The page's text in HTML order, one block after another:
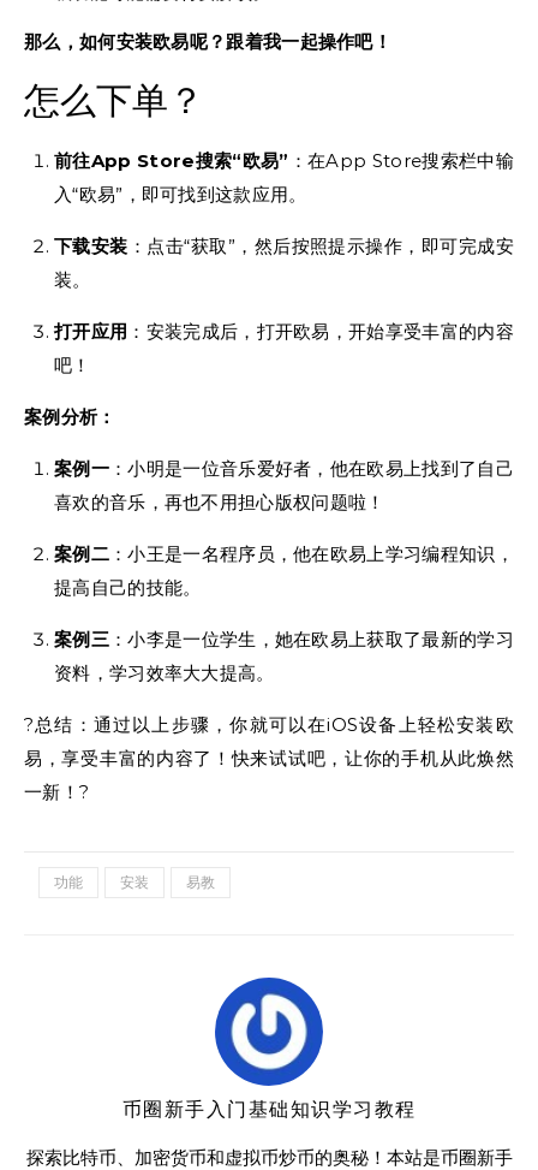
那么，如何安装欧易呢？跟着我一起操作吧！
怎么下单？
前往App Store搜索“欧易” ：在App Store搜索栏中输
入“欧易”，即可找到这款应用。
下载安装 ：点击“获取”，然后按照提示操作，即可完成安
装。
打开应用 ：安装完成后，打开欧易，开始享受丰富的内容
吧！
案例分析：
案例一：小明是一位音乐爱好者，他在欧易上找到了自己
喜欢的音乐，再也不用担心版权问题啦！
案例二：小王是一名程序员，他在欧易上学习编程知识，
提高自己的技能。
案例三：小李是一位学生，她在欧易上获取了最新的学习
资料，学习效率大大提高。
?总结：通过以上步骤，你就可以在iOS设备上轻松安装欧
易，享受丰富的内容了！快来试试吧，让你的手机从此焕然
一新！?
功能 安装 易教
币圈新手入门基础知识学习教程
探索比特币、加密货币和虚拟币炒币的奥秘！本站是币圈新手